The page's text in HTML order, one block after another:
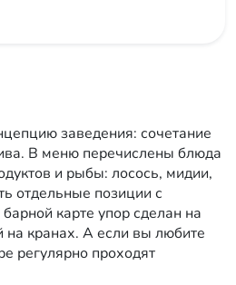
заведения: сочетание
В меню перечислены блюда
и рыбы: лосось, мидии,
отдельные позиции с
карте упор сделан на
на кранах. А если вы любите
регулярно проходят